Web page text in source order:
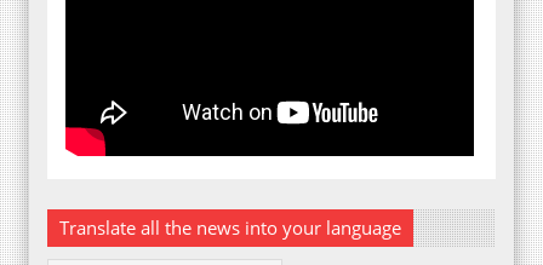
Translate all the news into your language